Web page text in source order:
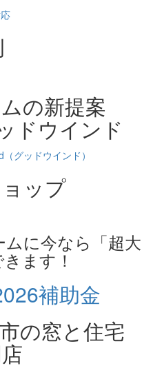
の新提案
ドウインド
ップ
に今なら「超大
ます！
の窓と住宅